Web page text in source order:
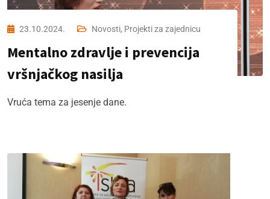
23.10.2024. Novosti, Projekti za zajednicu
Mentalno zdravlje i prevencija
vršnjačkog nasilja
Vruća tema za jesenje dane.